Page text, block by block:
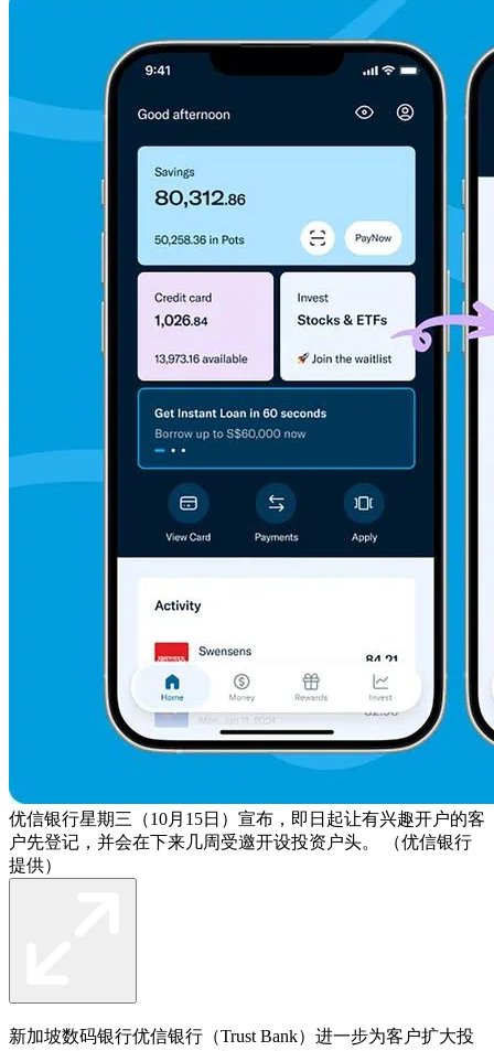
优信银行星期三（10月15日）宣布，即日起让有兴趣开户的客
户先登记，并会在下来几周受邀开设投资户头。 （优信银行
提供）
新加坡数码银行优信银行（Trust Bank）进一步为客户扩大投